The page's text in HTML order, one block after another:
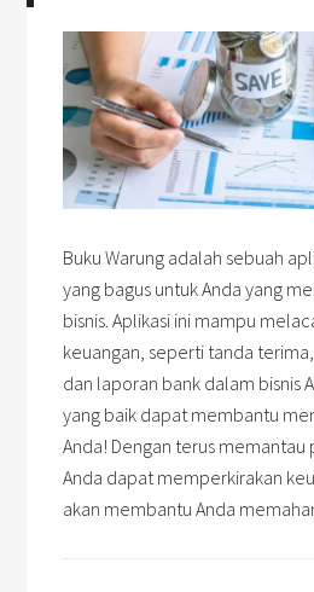
Buku Warung adalah sebuah
yang bagus untuk Anda yang
bisnis. Aplikasi ini mampu
keuangan, seperti tanda
dan laporan bank dalam bisnis
yang baik dapat membantu
Anda! Dengan terus memantau
Anda dapat memperkirakan
akan membantu Anda